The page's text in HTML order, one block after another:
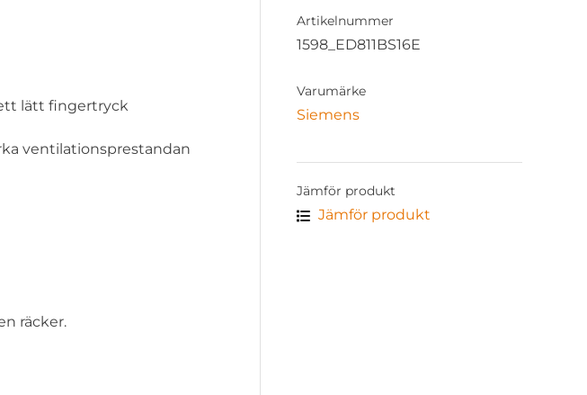
lätt fingertryck
ventilationsprestandan
räcker.
Artikelnummer
1598_ED811BS16E
Varumärke
Siemens
Jämför produkt
Jämför produkt